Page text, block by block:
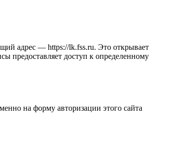
адрес — https://lk.fss.ru. Это открывает
предоставляет доступ к определенному
на форму авторизации этого сайта